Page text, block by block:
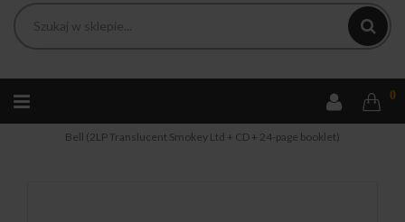
0
Red Sand - The Sound Of The Seventh
Bell (2LP Translucent Smokey Ltd + CD + 24-page booklet)